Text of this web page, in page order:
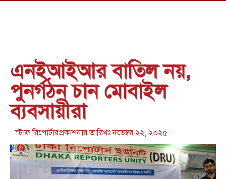
এনইআইআর বাতিল নয়,
পুনর্গঠন চান মোবাইল
ব্যবসায়ীরা
স্টাফ রিপোর্টারপ্রকাশনার তারিখঃনভেম্বর ২২, ২০২৫